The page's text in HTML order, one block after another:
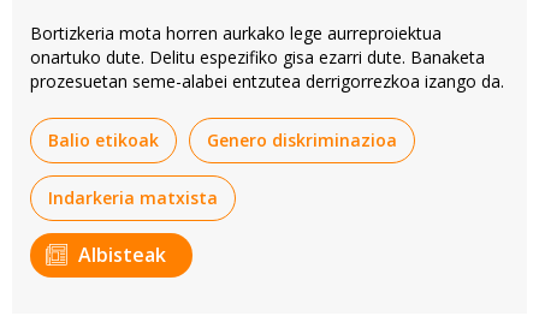
Bortizkeria mota horren aurkako lege aurreproiektua
onartuko dute. Delitu espezifiko gisa ezarri dute. Banaketa
prozesuetan seme-alabei entzutea derrigorrezkoa izango da.
Balio etikoak Genero diskriminazioa
Indarkeria matxista
Albisteak